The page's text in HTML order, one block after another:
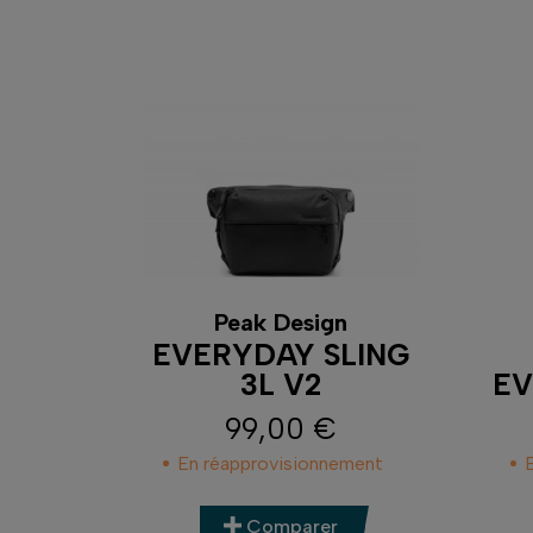
Peak Design
EVERYDAY SLING
3L V2
Prix
99,00 €
En réapprovisionnement
Comparer